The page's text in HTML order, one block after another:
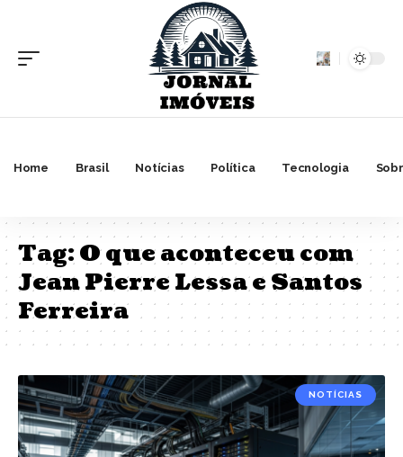
Home Brasil Notícias Política Tecnologia
Tag:O que aconteceu com
Jean Pierre Lessa e Santos
Ferreira
NOTÍCIAS